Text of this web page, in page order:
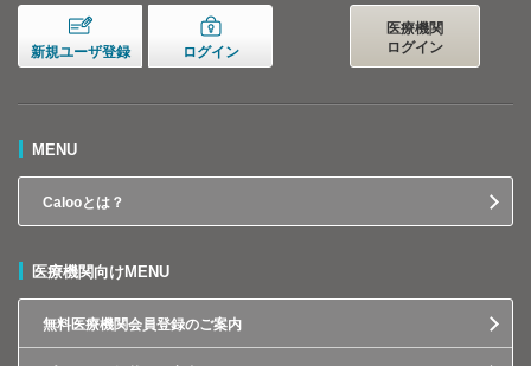
新規ユーザ登録 ログイン
医療機関
ログイン
MENU
Calooとは？
医療機関向けMENU
無料医療機関会員登録のご案内